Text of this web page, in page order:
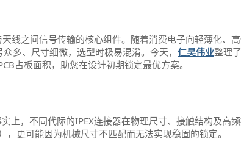
线之间信号传输的核心组件。随着消费电子向轻薄化、
多、尺寸细微，选型时极易混淆。今天， 仁昊伟业整理
占板面积，助您在设计初期锁定最优方案。
上，不同代际的IPEX连接器在物理尺寸、接触结构及高
更可能因为机械尺寸不匹配而无法实现稳固的锁定。